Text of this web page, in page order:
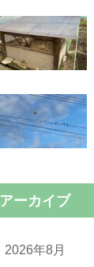
アーカイブ
2026年8月